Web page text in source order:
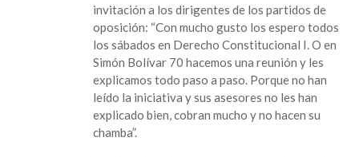
invitación a los dirigentes de los partidos de
oposición: “Con mucho gusto los espero todos
los sábados en Derecho Constitucional I. O en
Simón Bolívar 70 hacemos una reunión y les
explicamos todo paso a paso. Porque no han
leído la iniciativa y sus asesores no les han
explicado bien, cobran mucho y no hacen su
chamba”.